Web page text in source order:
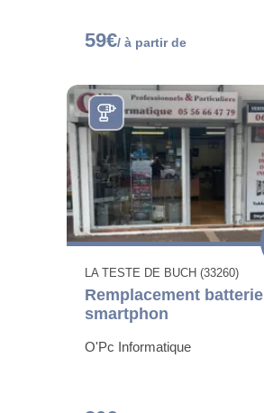
59€/ à partir de
LA TESTE DE BUCH (33260)
Remplacement batterie
smartphon
O'Pc Informatique